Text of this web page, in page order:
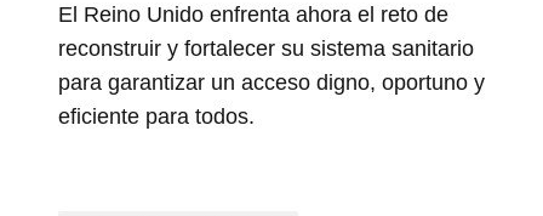
El Reino Unido enfrenta ahora el reto de
reconstruir y fortalecer su sistema sanitario
para garantizar un acceso digno, oportuno y
eficiente para todos.